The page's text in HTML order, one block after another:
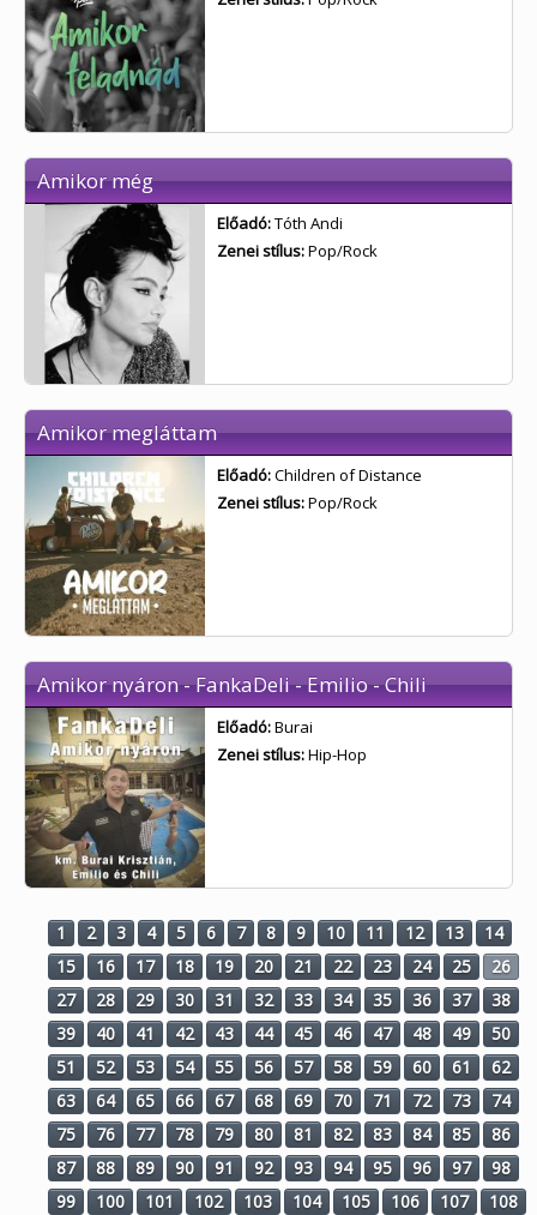
Amikor még
Előadó:Tóth Andi
Zenei stílus:Pop/Rock
Amikor megláttam
Előadó:Children of Distance
Zenei stílus:Pop/Rock
Amikor nyáron - FankaDeli - Emilio - Chili
Előadó:Burai
Zenei stílus:Hip-Hop
1 2 3 4 5 6 7 8 9 10 11 12 13
14
15
16 17 18 19 20 21 22 23 24 25
26
27
28 29 30 31 32 33 34 35 36 37
38
39
40 41 42 43 44 45 46 47 48 49
50
51
52 53 54 55 56 57 58 59 60 61
62
63
64 65 66 67 68 69 70 71 72 73
74
75
76 77 78 79 80 81 82 83 84 85
86
87
88 89 90 91 92 93 94 95 96 97
98
99
100 101 102 103 104 105 106 107
108